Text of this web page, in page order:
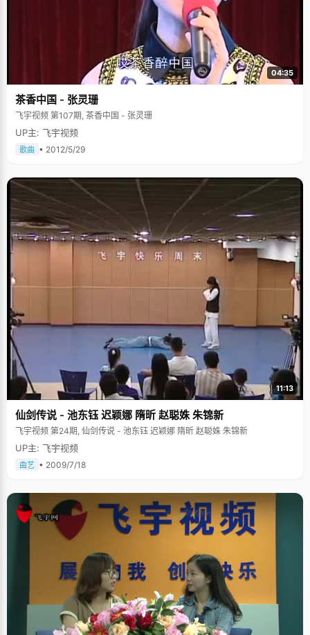
04:35
茶香中国 - 张灵珊
飞宇视频 第107期, 茶香中国 - 张灵珊
UP主: 飞宇视频
歌曲 • 2012/5/29
11:13
仙剑传说 - 池东钰 迟颖娜 隋昕 赵聪姝 朱锦新
飞宇视频 第24期, 仙剑传说 - 池东钰 迟颖娜 隋昕 赵聪姝 朱锦新
UP主: 飞宇视频
曲艺 • 2009/7/18